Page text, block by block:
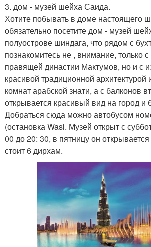
3. дом - музей шейха Саида.
Хотите побывать в доме настоящего
обязательно посетите дом - музей
полуострове шиндага, что рядом с
познакомитесь не , внимание, только
правящей династии Мактумов, но и с
красивой традиционной архитектурой
комнат арабской знати, а с балконов
открывается красивый вид на город и
Добраться сюда можно автобусом
(остановка Wasl. Музей открыт с
00 до 20: 30, в пятницу он
стоит 6 дирхам.